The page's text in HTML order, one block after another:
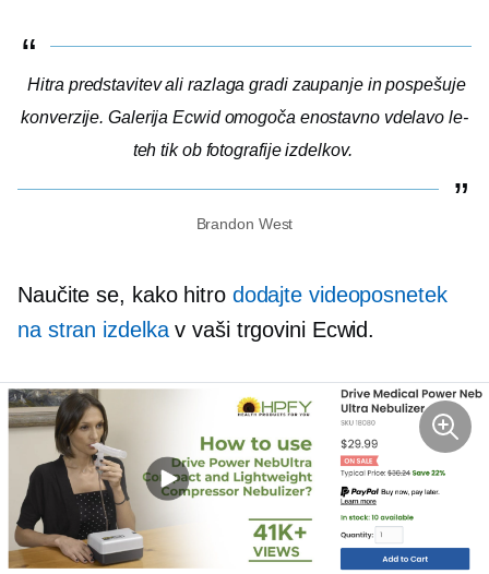
Hitra predstavitev ali razlaga gradi zaupanje in pospešuje
konverzije. Galerija Ecwid omogoča enostavno vdelavo le-
teh tik ob fotografije izdelkov.
Brandon West
Naučite se, kako hitro dodajte videoposnetek
na stran izdelkav vaši trgovini Ecwid.